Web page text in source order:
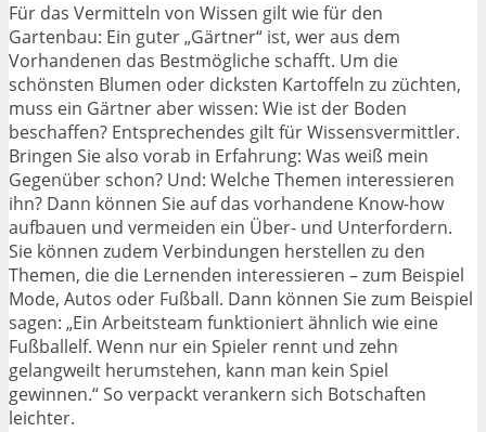
Für das Vermitteln von Wissen gilt wie für den
Gartenbau: Ein guter „Gärtner“ ist, wer aus dem
Vorhandenen das Bestmögliche schafft. Um die
schönsten Blumen oder dicksten Kartoffeln zu züchten,
muss ein Gärtner aber wissen: Wie ist der Boden
beschaffen? Entsprechendes gilt für Wissensvermittler.
Bringen Sie also vorab in Erfahrung: Was weiß mein
Gegenüber schon? Und: Welche Themen interessieren
ihn? Dann können Sie auf das vorhandene Know-how
aufbauen und vermeiden ein Über- und Unterfordern.
Sie können zudem Verbindungen herstellen zu den
Themen, die die Lernenden interessieren – zum Beispiel
Mode, Autos oder Fußball. Dann können Sie zum Beispiel
sagen: „Ein Arbeitsteam funktioniert ähnlich wie eine
Fußballelf. Wenn nur ein Spieler rennt und zehn
gelangweilt herumstehen, kann man kein Spiel
gewinnen.“ So verpackt verankern sich Botschaften
leichter.